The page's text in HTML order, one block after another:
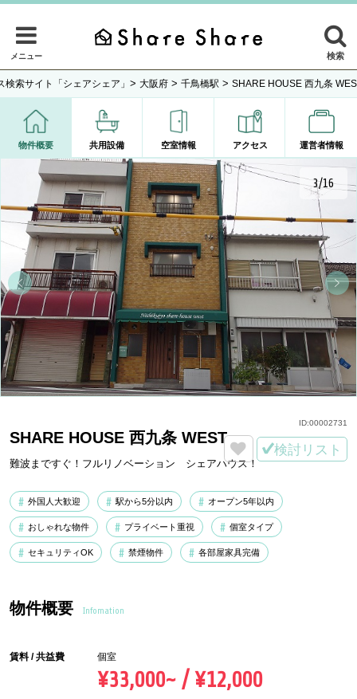
メニュー 検索
検索サイト「シェアシェア」 > 大阪府 > 千鳥橋駅 > SHARE HOUSE 西九条
物件概要 共用設備 空室情報 アクセス 運営者情報
3/16
SHARE HOUSE 西九条 WEST
難波まですぐ！フルリノベーション シェアハウス！
検討リスト
外国人大歓迎 駅から5分以内 オープン5年以内
おしゃれな物件 プライベート重視 個室タイプ
セキュリティOK 禁煙物件 各部屋家具完備
ID:00002731
物件概要 Infomation
賃料 / 共益費 個室
¥33,000~ / ¥12,000